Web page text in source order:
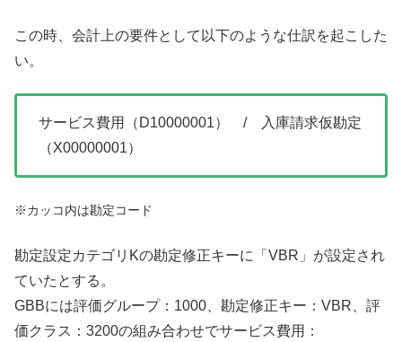
この時、会計上の要件として以下のような仕訳を起こした
い。
サービス費用（D10000001） / 入庫請求仮勘定
（X00000001）
※カッコ内は勘定コード
勘定設定カテゴリKの勘定修正キーに「VBR」が設定され
ていたとする。
GBBには評価グループ：1000、勘定修正キー：VBR、評
価クラス：3200の組み合わせでサービス費用：